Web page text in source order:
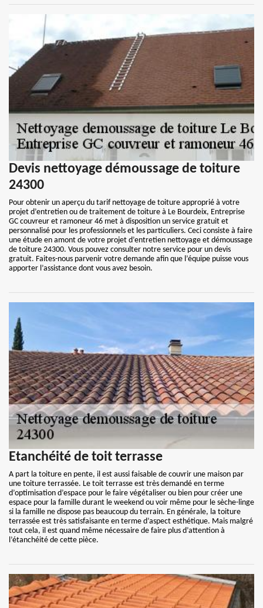
Devis nettoyage démoussage de toiture
24300
Pour obtenir un aperçu du tarif nettoyage de toiture approprié à votre
projet d’entretien ou de traitement de toiture à Le Bourdeix, Entreprise
GC couvreur et ramoneur 46 met à disposition un service gratuit et
personnalisé pour les professionnels et les particuliers. Ceci consiste à faire
une étude en amont de votre projet d’entretien nettoyage et démoussage
de toiture 24300. Vous pouvez consulter notre service pour un devis
gratuit. Faites-nous parvenir votre demande afin que l’équipe puisse vous
apporter l’assistance dont vous avez besoin.
Etanchéité de toit terrasse
A part la toiture en pente, il est aussi faisable de couvrir une maison par
une toiture terrassée. Le toit terrasse est très demandé en terme
d’optimisation d’espace pour le faire végétaliser ou bien pour créer une
espace pour la famille durant le weekend ou voir même pour le sèche-linge
si la famille ne dispose pas beaucoup du terrain. En générale, la toiture
terrassée est très satisfaisante en terme d’aspect esthétique. Mais malgré
tout cela, il est quand même nécessaire de faire plus d’attention à
l’étanchéité de cette pièce.